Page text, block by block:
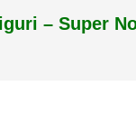
– Super